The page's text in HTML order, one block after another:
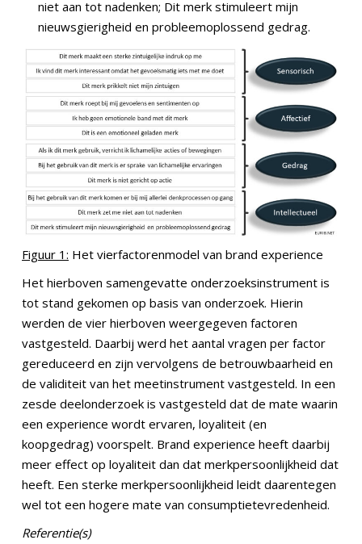
niet aan tot nadenken; Dit merk stimuleert mijn
nieuwsgierigheid en probleemoplossend gedrag.
Figuur 1: Het vierfactorenmodel van brand experience
Het hierboven samengevatte onderzoeksinstrument is
tot stand gekomen op basis van onderzoek. Hierin
werden de vier hierboven weergegeven factoren
vastgesteld. Daarbij werd het aantal vragen per factor
gereduceerd en zijn vervolgens de betrouwbaarheid en
de validiteit van het meetinstrument vastgesteld. In een
zesde deelonderzoek is vastgesteld dat de mate waarin
een experience wordt ervaren, loyaliteit (en
koopgedrag) voorspelt. Brand experience heeft daarbij
meer effect op loyaliteit dan dat merkpersoonlijkheid dat
heeft. Een sterke merkpersoonlijkheid leidt daarentegen
wel tot een hogere mate van consumptietevredenheid.
Referentie(s)